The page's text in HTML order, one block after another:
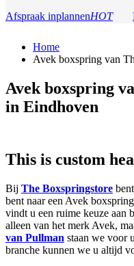
Afspraak inplannenHOT
Home
Avek boxspring van
Avek boxspring
in Eindhoven
This is custom
Bij The Boxspringstore
bent naar een Avek
vindt u een ruime keuze aan
alleen van het merk Avek,
van Pullman staan we voor
branche kunnen we u altijd